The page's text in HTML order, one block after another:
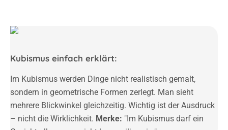
Kubismus einfach erklärt:
Im Kubismus werden Dinge nicht realistisch gemalt,
sondern in geometrische Formen zerlegt. Man sieht
mehrere Blickwinkel gleichzeitig. Wichtig ist der Ausdruck
– nicht die Wirklichkeit. Merke: "Im Kubismus darf ein